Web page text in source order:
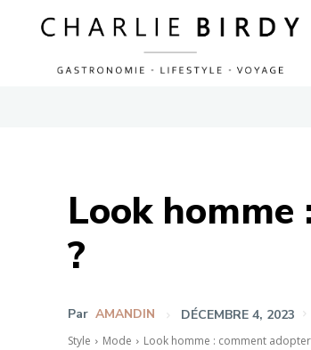
Look
?
Par AMANDIN DÉCEMBRE 4, 2023
Style Mode Look homme : comment